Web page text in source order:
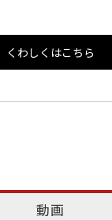
くわしくはこちら
動画